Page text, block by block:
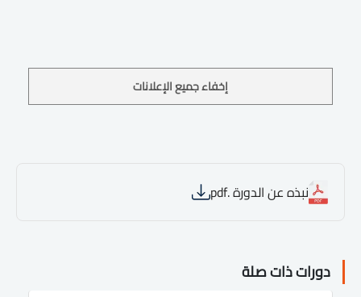
إخفاء جميع الإعلانات
نبذه عن الدورة .pdf
دورات ذات صلة